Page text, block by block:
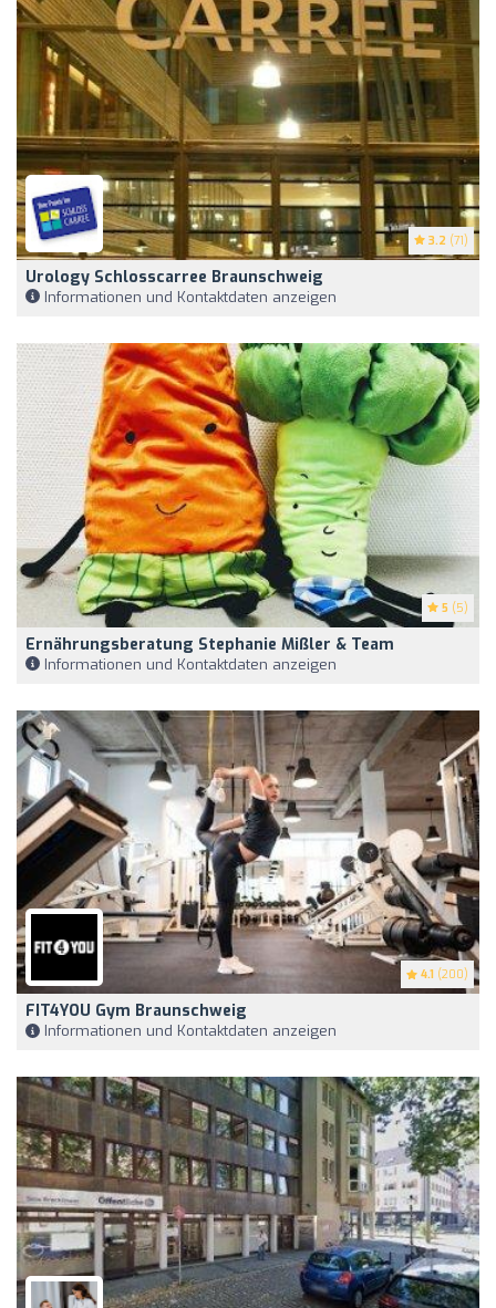
3.2 (71)
Urology Schlosscarree Braunschweig
Informationen und Kontaktdaten anzeigen
5 (5)
Ernährungsberatung Stephanie Mißler & Team
Informationen und Kontaktdaten anzeigen
4.1 (200)
FIT4YOU Gym Braunschweig
Informationen und Kontaktdaten anzeigen